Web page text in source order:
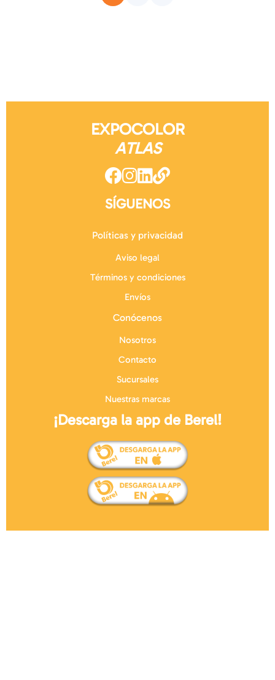
EXPOCOLOR
ATLAS
SÍGUENOS
Políticas y privacidad
Aviso legal
Términos y condiciones
Envíos
Conócenos
Nosotros
Contacto
Sucursales
Nuestras marcas
¡Descarga la app de Berel!